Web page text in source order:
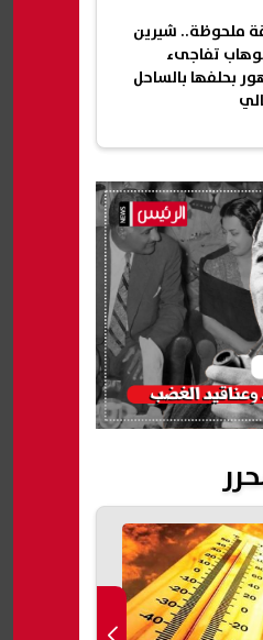
ملحوظة.. شيرين
تفاجىء
بحلفها بالساحل